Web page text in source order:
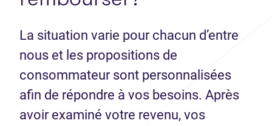
La situation varie pour chacun d’entre
nous et les propositions de
consommateur sont personnalisées
afin de répondre à vos besoins. Après
avoir examiné votre revenu, vos